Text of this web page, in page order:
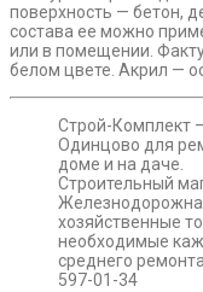
поверхность — бетон,
состава ее можно
или в помещении.
белом цвете. Акрил —
Строй-Комплект
Одинцово для
доме и на даче.
Строительный
хозяйственные
необходимые
среднего
597-01-34